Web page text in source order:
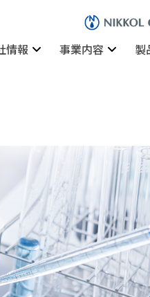
情報 事業内容 製